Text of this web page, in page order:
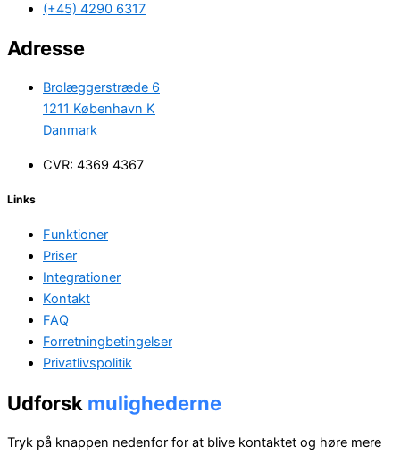
(+45) 4290 6317
Adresse
Brolæggerstræde 6
1211 København K
Danmark
CVR: 4369 4367
Links
Funktioner
Priser
Integrationer
Kontakt
FAQ
Forretningbetingelser
Privatlivspolitik
Udforsk mulighederne
Tryk på knappen nedenfor for at blive kontaktet og høre mere